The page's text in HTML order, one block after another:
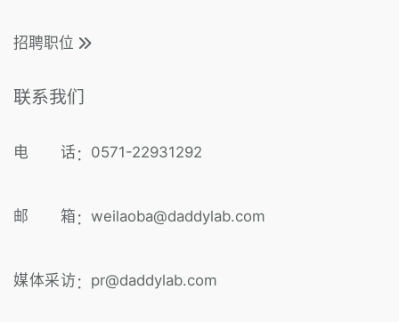
招聘职位
联系我们
电 话 ： 0571-22931292
邮 箱 ： weilaoba@daddylab.com
媒体采访 ： pr@daddylab.com